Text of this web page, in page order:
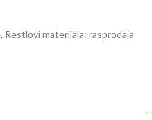
, Restlovi materijala: rasprodaja